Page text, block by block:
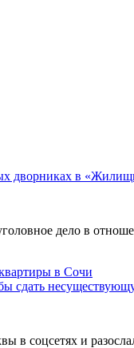
дворниках в
дело в
сдать
соцсетях и